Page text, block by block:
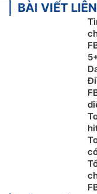
BÀI VIẾT